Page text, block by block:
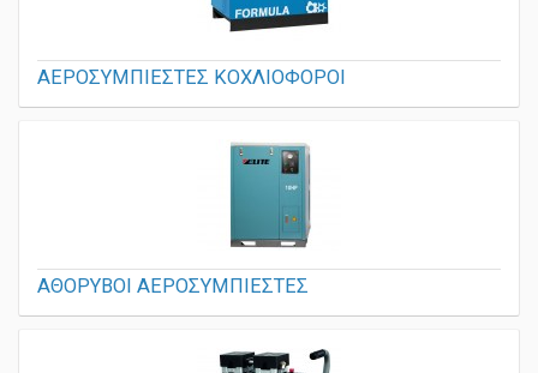
ΑΕΡΟΣΥΜΠΙΕΣΤΕΣ ΚΟΧΛΙΟΦΟΡΟΙ
ΑΘΟΡΥΒΟΙ ΑΕΡΟΣΥΜΠΙΕΣΤΕΣ